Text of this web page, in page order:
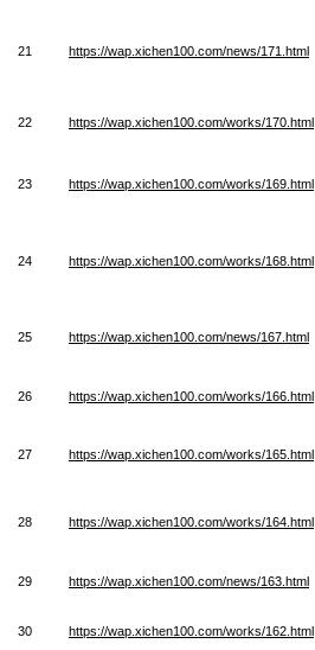
21 https://wap.xichen100.com/news/171.html
22 https://wap.xichen100.com/works/170.html
23 https://wap.xichen100.com/works/169.html
24 https://wap.xichen100.com/works/168.html
25 https://wap.xichen100.com/news/167.html
26 https://wap.xichen100.com/works/166.html
27 https://wap.xichen100.com/works/165.html
28 https://wap.xichen100.com/works/164.html
29 https://wap.xichen100.com/news/163.html
30 https://wap.xichen100.com/works/162.html